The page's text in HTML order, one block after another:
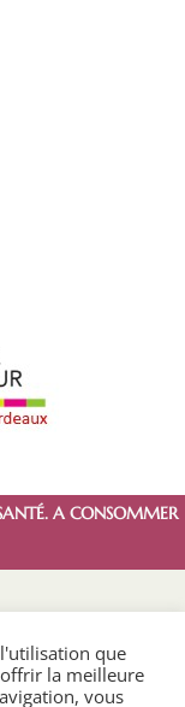
A CONSOMMER
que
la meilleure
vous